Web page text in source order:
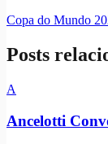
Copa do Mundo
Posts
A
Ancelotti